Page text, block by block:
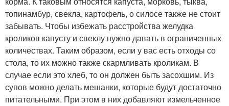
топинамбур, свекла, картофель, о силосе также не стоит
забывать. Чтобы избежать расстройства желудка
кроликов капусту и свеклу нужно давать в ограниченных
количествах. Таким образом, если у вас есть отходы со
стола, то их можно также скармливать кроликам. В
случае если это хлеб, то он должен быть засохшим. Из
супов можно делать мешанки, которые будут достаточно
питательными. При этом в них добавляют измельченное